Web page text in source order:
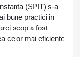
(SPIT) s-a
bune practici in
scop a fost
celor mai eficiente